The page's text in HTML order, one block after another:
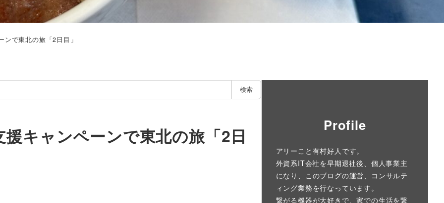
で東北の旅「2日目」
検索
キャンペーンで東北の旅「2日 Profile
アリーこと有村好人です。
外資系IT会社を早期退社後、個人事業主
になり、このブログの運営、コンサルテ
ィング業務を行なっています。
繋がる機器が大好きで、家での生活を繋